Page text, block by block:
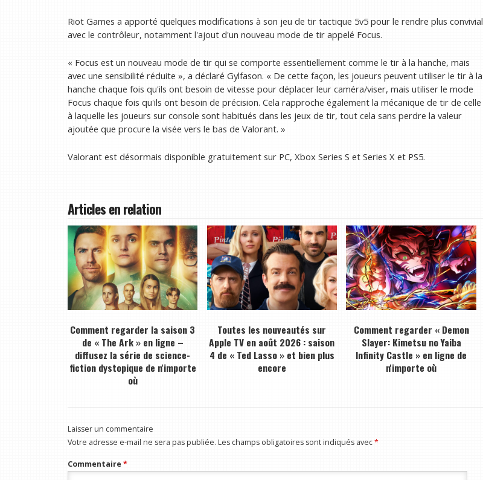
Riot Games a apporté quelques modifications à son jeu de tir tactique 5v5 pour le rendre plus convivial
avec le contrôleur, notamment l'ajout d'un nouveau mode de tir appelé Focus.
« Focus est un nouveau mode de tir qui se comporte essentiellement comme le tir à la hanche, mais
avec une sensibilité réduite », a déclaré Gylfason. « De cette façon, les joueurs peuvent utiliser le tir à la
hanche chaque fois qu'ils ont besoin de vitesse pour déplacer leur caméra/viser, mais utiliser le mode
Focus chaque fois qu'ils ont besoin de précision. Cela rapproche également la mécanique de tir de celle
à laquelle les joueurs sur console sont habitués dans les jeux de tir, tout cela sans perdre la valeur
ajoutée que procure la visée vers le bas de Valorant. »
Valorant est désormais disponible gratuitement sur PC, Xbox Series S et Series X et PS5.
Articles en relation
Comment regarder la saison 3
de « The Ark » en ligne –
diffusez la série de science-
fiction dystopique de n'importe
où
Toutes les nouveautés sur
Apple TV en août 2026 : saison
4 de « Ted Lasso » et bien plus
encore
Comment regarder « Demon
Slayer: Kimetsu no Yaiba
Infinity Castle » en ligne de
n'importe où
Laisser un commentaire
Votre adresse e-mail ne sera pas publiée. Les champs obligatoires sont indiqués avec*
Commentaire *